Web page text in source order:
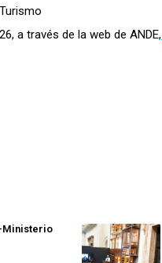
a través de la web de ANDE,
Ministerio